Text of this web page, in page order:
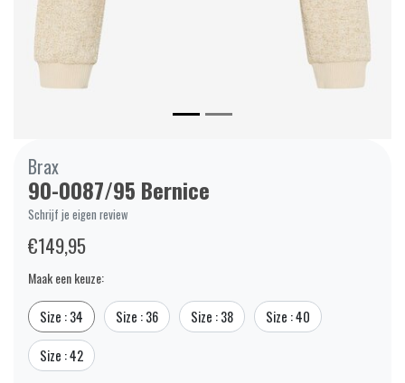
Brax
90-0087/95 Bernice
Schrijf je eigen review
€149,95
Maak een keuze:
Size : 34 Size : 36 Size : 38 Size : 40
Size : 42